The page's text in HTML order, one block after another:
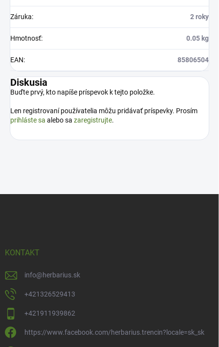
Záruka: 2 roky
Hmotnosť: 0.05 kg
EAN: 85806504
Diskusia
Buďte prvý, kto napíše príspevok k tejto položke.
Len registrovaní používatelia môžu pridávať príspevky. Prosím
prihláste sa alebo sa zaregistrujte.
KONTAKT
info@herbarius.sk
+421326529413
+421911939862
https://www.facebook.com/herbarius.trencin?locale=sk_sk